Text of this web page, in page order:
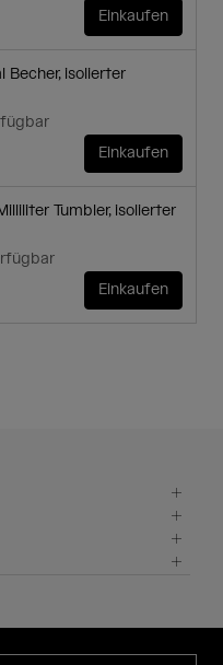
Einkaufen
Becher, isolierter
Einkaufen
Tumbler, isolierter
Einkaufen